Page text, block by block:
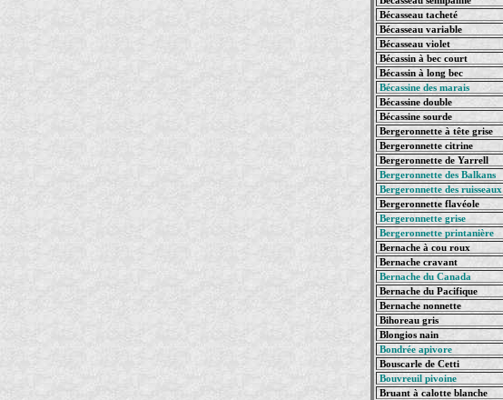
Bécasseau tacheté
Bécasseau variable
Bécasseau violet
Bécassin à bec court
Bécassin à long bec
Bécassine des marais
Bécassine double
Bécassine sourde
Bergeronnette à tête grise
Bergeronnette citrine
Bergeronnette de Yarrell
Bergeronnette des Balkans
Bergeronnette des ruisseaux
Bergeronnette flavéole
Bergeronnette grise
Bergeronnette printanière
Bernache à cou roux
Bernache cravant
Bernache du Canada
Bernache du Pacifique
Bernache nonnette
Bihoreau gris
Blongios nain
Bondrée apivore
Bouscarle de Cetti
Bouvreuil pivoine
Bruant à calotte blanche